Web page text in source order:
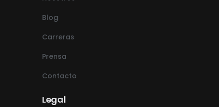
Blog
Carreras
Prensa
Contacto
Legal